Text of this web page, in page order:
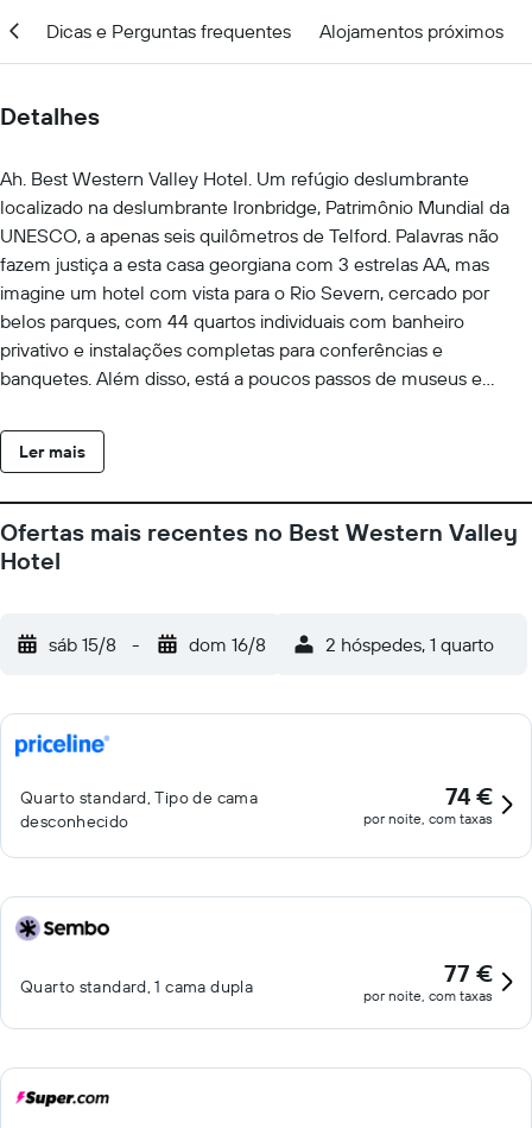
Dicas e Perguntas frequentes Alojamentos próximos
Detalhes
Ah. Best Western Valley Hotel. Um refúgio deslumbrante
localizado na deslumbrante Ironbridge, Patrimônio Mundial da
UNESCO, a apenas seis quilômetros de Telford. Palavras não
fazem justiça a esta casa georgiana com 3 estrelas AA, mas
imagine um hotel com vista para o Rio Severn, cercado por
belos parques, com 44 quartos individuais com banheiro
privativo e instalações completas para conferências e
banquetes. Além disso, está a poucos passos de museus e
área mundialmente famosa. O cenário perfeito, não é? O
Restaurante Chez Maw, premiado com 2 Rosetas AA, oferece
europeia moderna e vistas deslumbrantes para o vale (assim
como o bar adjacente), proporcionando uma experiência única
torna este hotel quase indescritível! Aproveite sua estadia.
Ler mais
Ofertas mais recentes no Best Western Valley
Hotel
sáb 15/8 - dom 16/8 2 hóspedes, 1 quarto
Quarto standard, Tipo de cama
desconhecido
74 €
por noite, com taxas
Quarto standard, 1 cama dupla 77 €
por noite, com taxas